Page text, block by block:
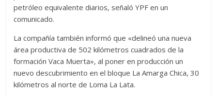
petróleo equivalente diarios, señaló YPF en un
comunicado.
La compañía también informó que «delineó una nueva
área productiva de 502 kilómetros cuadrados de la
formación Vaca Muerta», al poner en producción un
nuevo descubrimiento en el bloque La Amarga Chica, 30
kilómetros al norte de Loma La Lata.